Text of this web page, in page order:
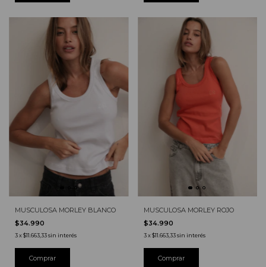
MUSCULOSA MORLEY BLANCO
$34.990
3x$11.663,33sin interés
Comprar
MUSCULOSA MORLEY ROJO
$34.990
3 x$11.663,33 sin interés
Comprar